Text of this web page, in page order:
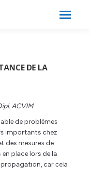
DE LA
ACVIM
de problèmes
importants chez
des mesures de
place lors de la
car cela